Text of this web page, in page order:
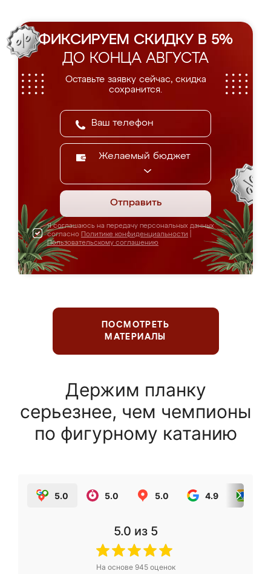
ФИКСИРУЕМ СКИДКУ В 5%
ДО КОНЦА АВГУСТА
Оставьте заявку сейчас, скидка
сохранится.
Желаемый бюджет
Отправить
Я соглашаюсь на передачу персональных данных
согласно Политике конфиденциальности
Пользовательскому соглашению
ПОСМОТРЕТЬ
МАТЕРИАЛЫ
Держим планку
серьезнее, чем чемпионы
по фигурному катанию
5.0 5.0 5.0 4.9
5.0 из 5
На основе 945оценок